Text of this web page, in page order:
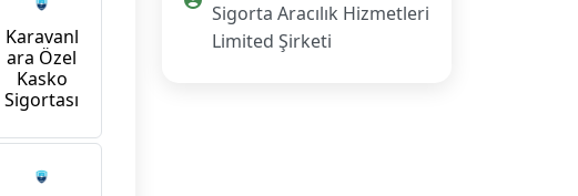
Karavanl
ara Özel
Kasko
Sigortası
Sigorta Aracılık Hizmetleri
Limited Şirketi